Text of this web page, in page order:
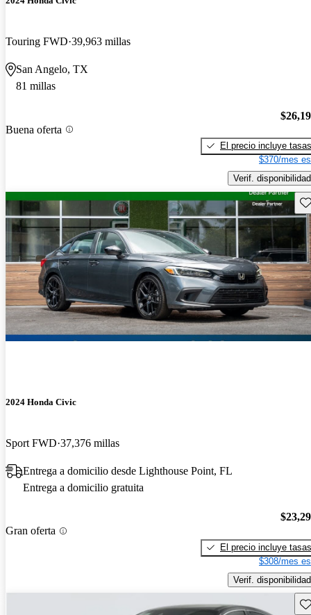
Touring FWD 39,963 millas
San Angelo, TX
81 millas
Buena oferta
El precio incluye tasas
$370/mes
Verif. disponibilidad
2024 Honda Civic
Sport FWD 37,376 millas
Entrega a domicilio desde Lighthouse Point, FL
Entrega a domicilio gratuita
Gran oferta
El precio incluye tasas
$308/mes
Verif. disponibilidad